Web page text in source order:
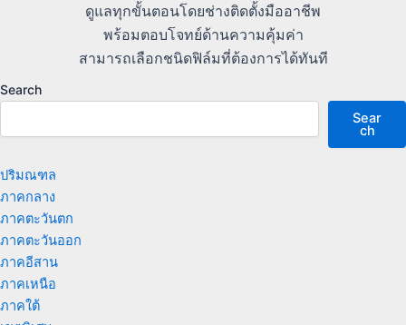
ดูแลทุกขั้นตอนโดยช่างติดตั้งมืออาชีพ
พร้อมตอบโจทย์ด้านความคุ้มค่า
สามารถเลือกชนิดฟิล์มที่ต้องการได้ทันที
Search
Sear
ch
ปริมณฑล
ภาคกลาง
ภาคตะวันตก
ภาคตะวันออก
ภาคอีสาน
ภาคเหนือ
ภาคใต้